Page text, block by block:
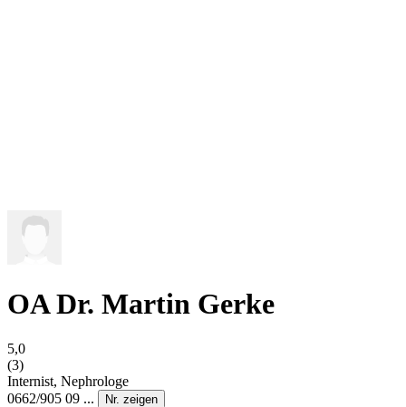
OA Dr. Martin Gerke
5,0
(3)
Internist, Nephrologe
0662/905 09 ...
Nr. zeigen